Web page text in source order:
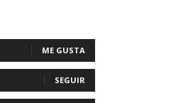
ME GUSTA
SEGUIR